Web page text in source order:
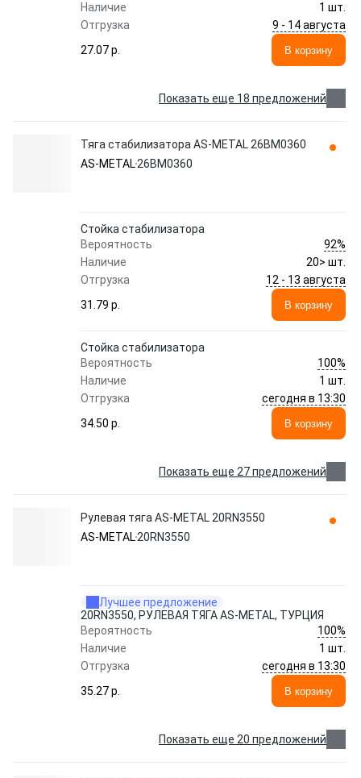
Наличие
1 шт.
Отгрузка
9 - 14 августа
27.07 p.
В корзину
Показать еще 18 предложений
Тяга стабилизатора AS-METAL 26BM0360
AS-METAL26BM0360
Стойка стабилизатора
Вероятность
92%
Наличие
20> шт.
Отгрузка
12 - 13 августа
31.79 p.
В корзину
Стойка стабилизатора
Вероятность
100%
Наличие
1 шт.
Отгрузка
сегодня в 13:30
34.50 p.
В корзину
Показать еще 27 предложений
Рулевая тяга AS-METAL 20RN3550
AS-METAL20RN3550
Лучшее предложение
20RN3550, РУЛЕВАЯ ТЯГА AS-METAL, ТУРЦИЯ
Вероятность
100%
Наличие
1 шт.
Отгрузка
сегодня в 13:30
35.27 p.
В корзину
Показать еще 20 предложений